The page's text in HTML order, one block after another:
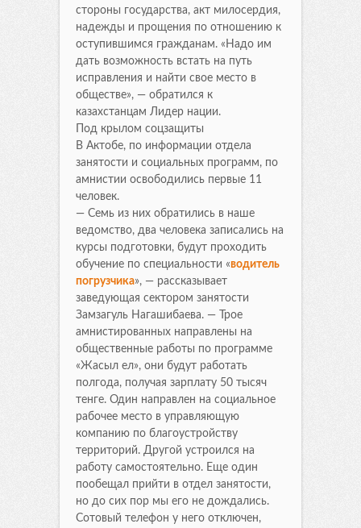
стороны государства, акт милосердия,
надежды и прощения по отношению к
оступившимся гражданам. «Надо им
дать возможность встать на путь
исправления и найти свое место в
обществе», — обратился к
казахстанцам Лидер нации.
Под крылом соцзащиты
В Актобе, по информации отдела
занятости и социальных программ, по
амнистии освободились первые 11
человек.
— Семь из них обратились в наше
ведомство, два человека записались на
курсы подготовки, будут проходить
обучение по специальности «водитель
погрузчика», — рассказывает
заведующая сектором занятости
Замзагуль Нагашибаева. — Трое
амнистированных направлены на
общественные работы по программе
«Жасыл ел», они будут работать
полгода, получая зарплату 50 тысяч
тенге. Один направлен на социальное
рабочее место в управляющую
компанию по благоустройству
территорий. Другой устроился на
работу самостоятельно. Еще один
пообещал прийти в отдел занятости,
но до сих пор мы его не дождались.
Сотовый телефон у него отключен,